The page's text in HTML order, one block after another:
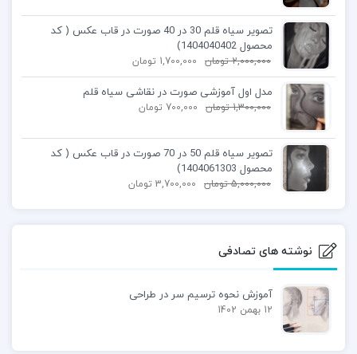
تصویر سیاه قلم 30 در 40 صورت در قاب عکس ( کد
محصول 1404040402)
2,000,000 تومان 1,700,000 تومان
مدل اول آموزشی صورت در نقاشی سیاه قلم
1,300,000 تومان 700,000 تومان
تصویر سیاه قلم 50 در 70 صورت در قاب عکس ( کد
محصول 1404061303)
5,000,000 تومان 3,700,000 تومان
نوشته های تصادفی
آموزش نحوه ترسیم سر در طراحی
12 بهمن 1402